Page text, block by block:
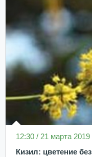
12:30 / 21 марта 2019
Кизил: цветение